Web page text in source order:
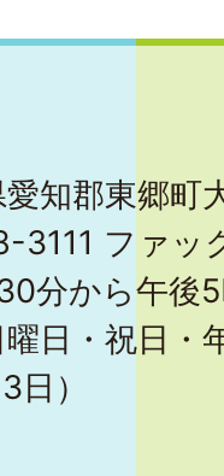
知郡東郷町
3111 ファ
分から午後
日・祝日・
日）